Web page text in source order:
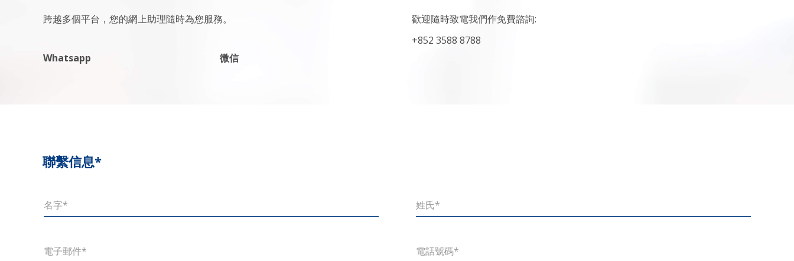
跨越多個平台，您的網上助理隨時為您服務。
Whatsapp 微信
歡迎隨時致電我們作免費諮詢:
+852 3588 8788
聯繫信息*